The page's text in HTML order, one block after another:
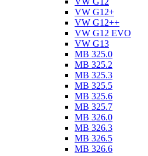
VW G12+
VW G12++
VW G12 EVO
VW G13
MB 325.0
MB 325.2
MB 325.3
MB 325.5
MB 325.6
MB 325.7
MB 326.0
MB 326.3
MB 326.5
MB 326.6